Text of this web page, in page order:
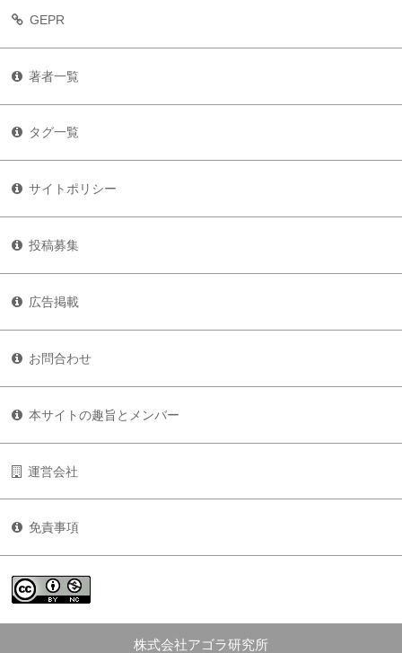
GEPR
著者一覧
タグ一覧
サイトポリシー
投稿募集
広告掲載
お問合わせ
本サイトの趣旨とメンバー
運営会社
免責事項
株式会社アゴラ研究所